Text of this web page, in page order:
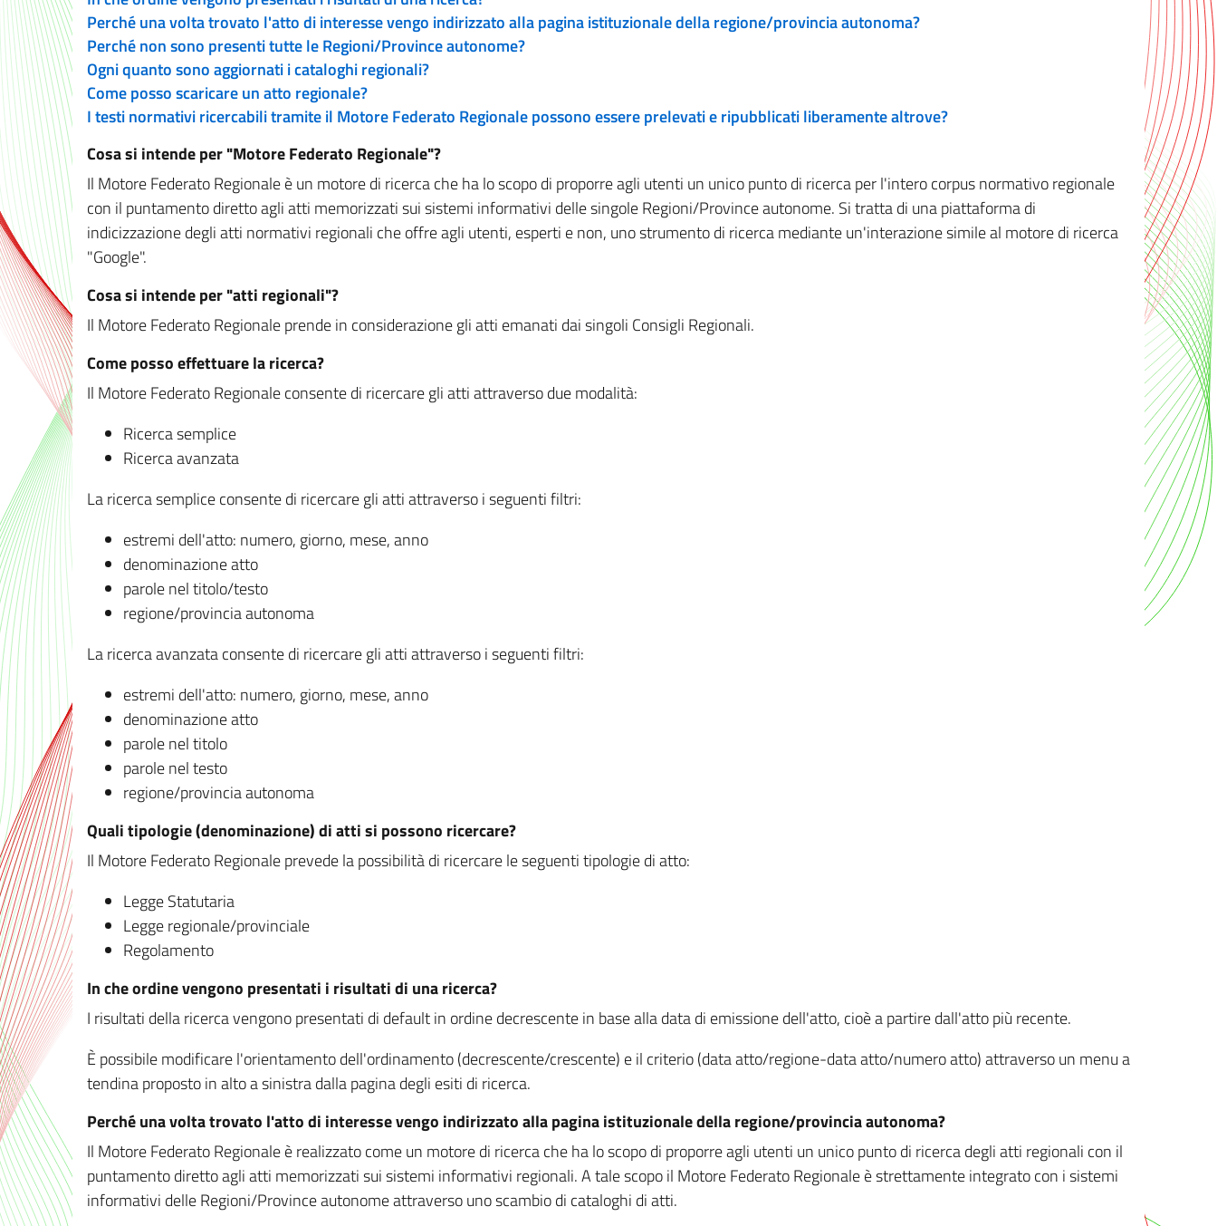
Perché una volta trovato l'atto di interesse vengo indirizzato alla pagina istituzionale della regione/provincia autonoma?
Perché non sono presenti tutte le Regioni/Province autonome?
Ogni quanto sono aggiornati i cataloghi regionali?
Come posso scaricare un atto regionale?
I testi normativi ricercabili tramite il Motore Federato Regionale possono essere prelevati e ripubblicati liberamente altrove?
Cosa si intende per "Motore Federato Regionale"?
Il Motore Federato Regionale è un motore di ricerca che ha lo scopo di proporre agli utenti un unico punto di ricerca per l'intero corpus normativo regionale
con il puntamento diretto agli atti memorizzati sui sistemi informativi delle singole Regioni/Province autonome. Si tratta di una piattaforma di
indicizzazione degli atti normativi regionali che offre agli utenti, esperti e non, uno strumento di ricerca mediante un'interazione simile al motore di ricerca
"Google".
Cosa si intende per "atti regionali"?
Il Motore Federato Regionale prende in considerazione gli atti emanati dai singoli Consigli Regionali.
Come posso effettuare la ricerca?
Il Motore Federato Regionale consente di ricercare gli atti attraverso due modalità:
Ricerca semplice
Ricerca avanzata
La ricerca semplice consente di ricercare gli atti attraverso i seguenti filtri:
estremi dell'atto: numero, giorno, mese, anno
denominazione atto
parole nel titolo/testo
regione/provincia autonoma
La ricerca avanzata consente di ricercare gli atti attraverso i seguenti filtri:
estremi dell'atto: numero, giorno, mese, anno
denominazione atto
parole nel titolo
parole nel testo
regione/provincia autonoma
Quali tipologie (denominazione) di atti si possono ricercare?
Il Motore Federato Regionale prevede la possibilità di ricercare le seguenti tipologie di atto:
Legge Statutaria
Legge regionale/provinciale
Regolamento
In che ordine vengono presentati i risultati di una ricerca?
I risultati della ricerca vengono presentati di default in ordine decrescente in base alla data di emissione dell'atto, cioè a partire dall'atto più recente.
È possibile modificare l'orientamento dell'ordinamento (decrescente/crescente) e il criterio (data atto/regione-data atto/numero atto) attraverso un menu a
tendina proposto in alto a sinistra dalla pagina degli esiti di ricerca.
Perché una volta trovato l'atto di interesse vengo indirizzato alla pagina istituzionale della regione/provincia autonoma?
Il Motore Federato Regionale è realizzato come un motore di ricerca che ha lo scopo di proporre agli utenti un unico punto di ricerca degli atti regionali con il
puntamento diretto agli atti memorizzati sui sistemi informativi regionali. A tale scopo il Motore Federato Regionale è strettamente integrato con i sistemi
informativi delle Regioni/Province autonome attraverso uno scambio di cataloghi di atti.